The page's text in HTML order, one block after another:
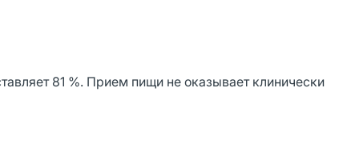
81 %. Прием пищи не оказывает клинически